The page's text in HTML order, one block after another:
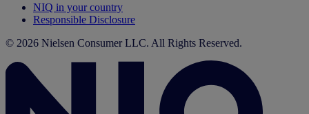
NIQ in your country
Responsible Disclosure
© 2026 Nielsen Consumer LLC. All Rights Reserved.